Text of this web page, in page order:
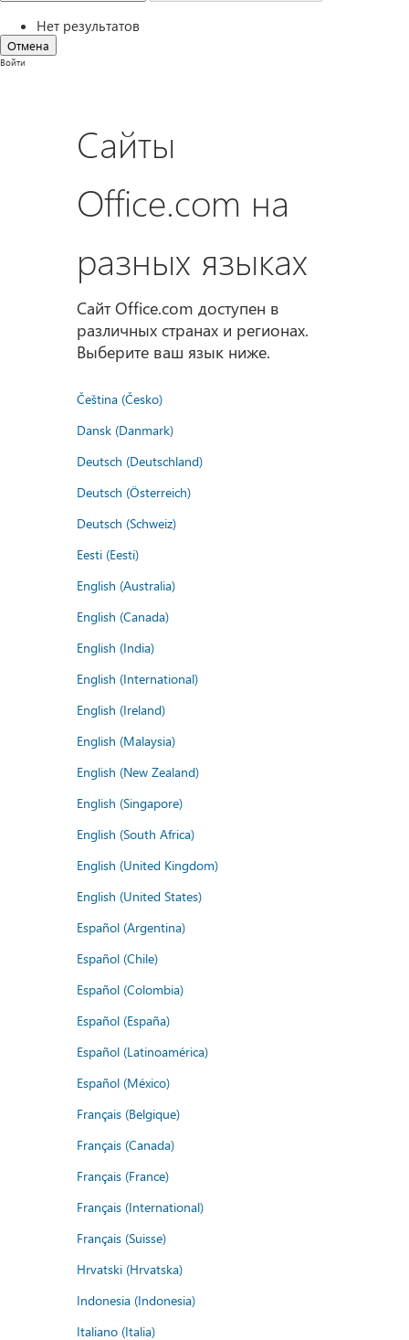
Нет результатов
Отмена
Войти
Сайты
Office.com на
разных языках
Сайт Office.com доступен в
различных странах и регионах.
Выберите ваш язык ниже.
Čeština (Česko)
Dansk (Danmark)
Deutsch (Deutschland)
Deutsch (Österreich)
Deutsch (Schweiz)
Eesti (Eesti)
English (Australia)
English (Canada)
English (India)
English (International)
English (Ireland)
English (Malaysia)
English (New Zealand)
English (Singapore)
English (South Africa)
English (United Kingdom)
English (United States)
Español (Argentina)
Español (Chile)
Español (Colombia)
Español (España)
Español (Latinoamérica)
Español (México)
Français (Belgique)
Français (Canada)
Français (France)
Français (International)
Français (Suisse)
Hrvatski (Hrvatska)
Indonesia (Indonesia)
Italiano (Italia)